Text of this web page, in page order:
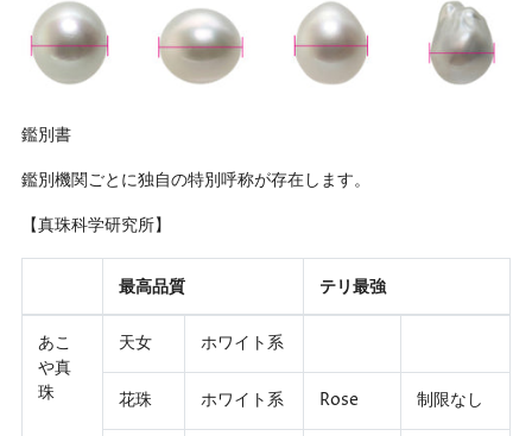
鑑別書
鑑別機関ごとに独自の特別呼称が存在します。
【真珠科学研究所】
最高品質 テリ最強
あこ
や真
珠
天女 ホワイト系
花珠 ホワイト系 Rose 制限なし